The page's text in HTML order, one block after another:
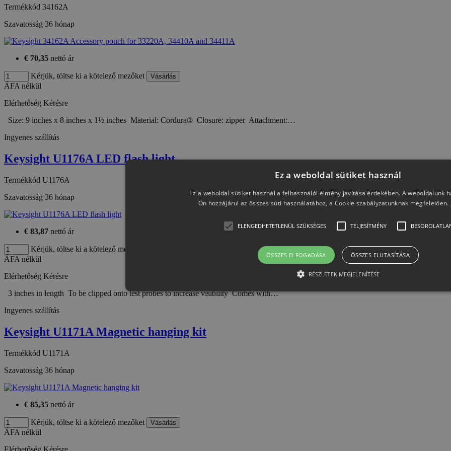
Termékkód 34162A
Szavatosság 36 hónap
€ 70,35 nettó ár
Kérjük, töltse ki a kötelező mezőket
ÁFA nélkül
Elérhetőség Kérésre
Size: 9 inches x 8 inches x 1½ inches Material: Cordura® Closure: zipper Attachment:…
Ingyenes szállítás
Keysight U1176A LED flash light
Termékkód U1176A
Szavatosság 36 hónap
€ 83,87 nettó ár
Kérjük, töltse ki a kötelező mezőket
ÁFA nélkül
Elérhetőség Kérésre
3 inches in length To be clipped onto test probes to increase visibility Comes with…
Ingyenes szállítás
Keysight U1171A Magnetic hanging kit
Termékkód U1171A
Szavatosság 36 hónap
€ 85,35 nettó ár
Kérjük, töltse ki a kötelező mezőket
ÁFA nélkül
Elérhetőség Kérésre
Ez a weboldal sütiket használ
Ez a weboldal sütiket használ a felhasználói élmény javítása érdekében. A weboldalunk
Ön hozzájárul az összes süti használatához, a Cookie szabályzatunknak megfelelően.
ELENGEDHETETLENÜL SZÜKSÉGES TELJESÍTMÉNY
ÖSSZES ELFOGADÁSA ÖSSZES ELUTASÍTÁSA
RÉSZLETEK MEGJELENÍTÉSE
Az elengedhetetlenül szükséges sütik lehetővé teszik a webhely alapvető funkcióit, például a felhasználói
nem használható megfelelően az elengedhetetlenül szükséges sütik nélkül.